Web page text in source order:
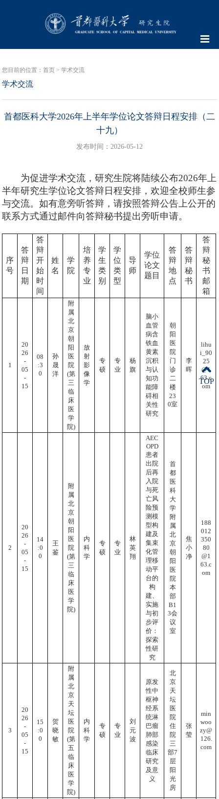
您目前的位置：首页 >学术交流
学术交流
首都医科大学2026年上半年学位论文答辩日程安排（二
十九）
发布时间：2026-05-12
为促进学术交流，研究生院将陆续公布2026年上
半年研究生学位论文答辩日程安排，欢迎全校师生参
与交流。如有意旁听答辩，请按照答辩公告上公开的
联系方式通过邮件向答辩秘书提出旁听申请。
序
号
答
辩
日
期
答
辩
开
始
时
间
姓
名
学
院
培
养
专
业
学
生
类
别
学
位
类
型
导
师
学位
论文
题目
答
辩
地
点
答
辩
秘
书
答
辩
秘
书
邮
箱
1
20
26
-
05
-
15
08
:3
0
孙
晟
洋
附
属
北
京
朝
阳
医
院
(第
三
临
床
医
学
院)
放
射
影
像
学
专
硕
专
业
杨
旗
脑小
血管
病含
铁血
黄素
沉积
与认
知功
能障
碍相
关性
研究
朝
阳
医
院
门
诊
二
楼
23
0室
李
晖
lihu
i_90
25
@1
63.c
om
2
20
26
-
05
-
15
14
:0
0
王
鉴
附
属
北
京
朝
阳
医
院
(第
三
临
床
医
学
院)
内
科
学
专
硕
专
业
林
英
翔
AEC
OPD
患者
出院
后再
入院
与死
亡风
险预
测模
型构
建及
集束
化管
理移
动平
台的
构
建、
实施
与初
步评
价：
探索
性研
究
首
都
医
科
大
学
附
属
北
京
朝
阳
医
院
本
部
B1
3会
议
室
焦
小
净
188
012
350
80
@1
63.c
om
3
20
26
-
05
-
15
15
:0
0
贺
晓
敏
附
属
北
京
天
坛
医
院
(第
五
临
床
医
学
院)
内
科
学
专
硕
专
业
刘
元
波
原发
性中
枢神
经系
统淋
巴瘤
肺部
感染
临床
研究
及意
义
北
京
天
坛
医
院
住
院
三
部7
层
阳
光
房
张
莹
min
woo
zy@
126.
com
TOP